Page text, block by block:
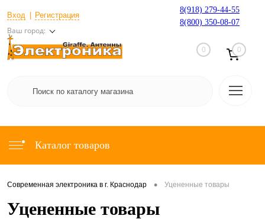
Вход Регистрация
Ваш город:
8(918) 279-44-55
8(800) 350-08-07
0 0
Каталог товаров
Современная электроника в г. Краснодар • Уцененные товары
Уцененные товары